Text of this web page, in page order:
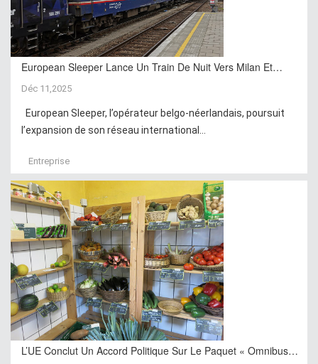
European Sleeper Lance Un Train De Nuit Vers Milan Et…
Déc 11,2025
European Sleeper, l’opérateur belgo-néerlandais, poursuit
l’expansion de son réseau international...
Entreprise
L’UE Conclut Un Accord Politique Sur Le Paquet « Omnibus…